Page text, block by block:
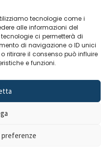
tecnologie come i
alle informazioni del
ci permetterà di
di navigazione o ID unici
ritirare il consenso può influire
e funzioni.
preferenzePrivacy Policy